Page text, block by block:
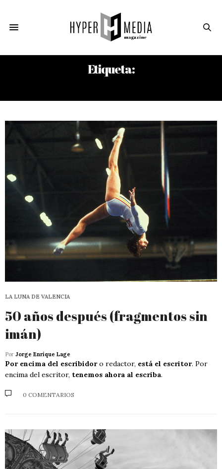
Etiqueta:
LA LUNA DE VALENCIA
50 años después (fragmentos sin
imán)
Por Jorge Enrique Lage
Por encima del escribidoro redactor, está el escritor. Por
encima del escritor, tenemos ahora al escriba.
0 COMENTARIOS